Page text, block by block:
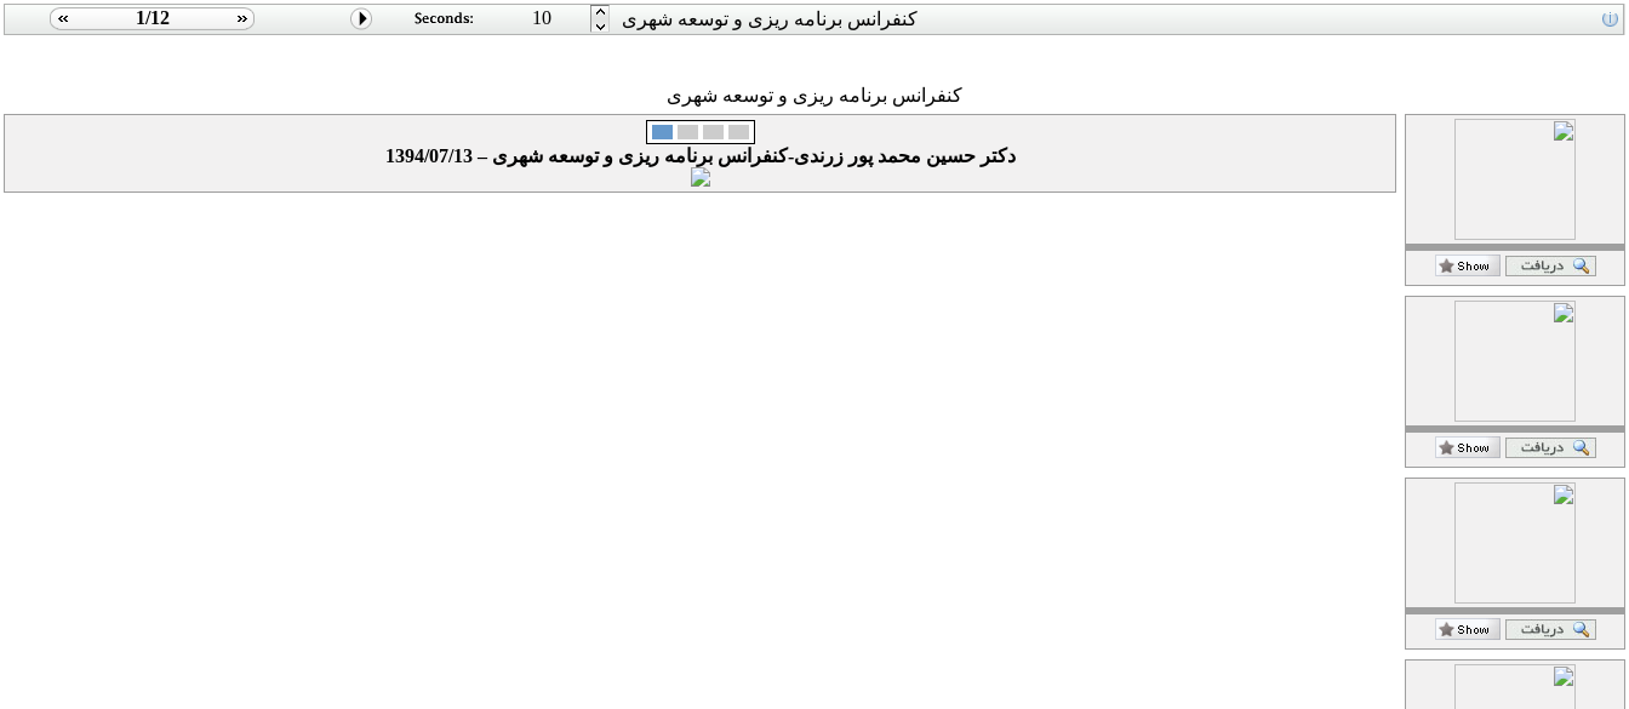
1/12 10 کنفرانس برنامه ریزی و توسعه شهری
کنفرانس برنامه ریزی و توسعه شهری
دکتر حسین محمد پور زرندی-کنفرانس برنامه ریزی و توسعه شهری – 1394/07/13